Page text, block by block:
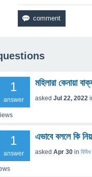
1
answer
মহিলারা কেনায়া
asked Jul 22, 2022
1
answer
এভাবে বললে কি
asked Apr 30 in